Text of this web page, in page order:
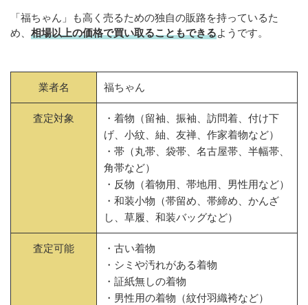
「福ちゃん」も高く売るための独自の販路を持っているた
め、 相場以上の価格で買い取ることもできるようです。
業者名 福ちゃん
査定対象
・着物（留袖、振袖、訪問着、付け下
げ、小紋、紬、友禅、作家着物など）
・帯（丸帯、袋帯、名古屋帯、半幅帯、
角帯など）
・反物（着物用、帯地用、男性用など）
・和装小物（帯留め、帯締め、かんざ
し、草履、和装バッグなど）
査定可能
・古い着物
・シミや汚れがある着物
・証紙無しの着物
・男性用の着物（紋付羽織袴など）